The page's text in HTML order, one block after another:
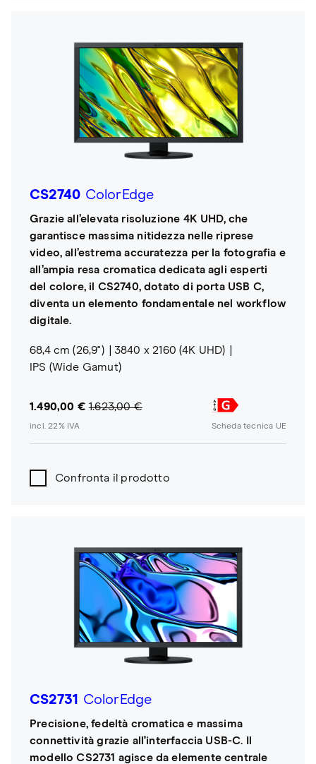
CS2740 ColorEdge
Grazie all’elevata risoluzione 4K UHD, che
garantisce massima nitidezza nelle riprese
video, all’estrema accuratezza per la fotografia e
all’ampia resa cromatica dedicata agli esperti
del colore, il CS2740, dotato di porta USB C,
diventa un elemento fondamentale nel workflow
digitale.
68,4 cm (26,9")
3840 x 2160 (4K UHD)
IPS (Wide Gamut)
1.490,00 € 1.623,00 €
incl. 22% IVA Scheda tecnica UE
Confronta il prodotto
CS2731 ColorEdge
Precisione, fedeltà cromatica e massima
connettività grazie all'interfaccia USB-C. Il
modello CS2731 agisce da elemente centrale